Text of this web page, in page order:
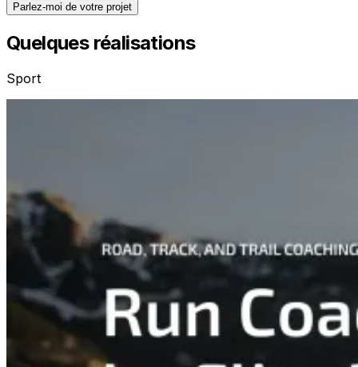
Parlez-moi de votre projet
Quelques réalisations
Sport